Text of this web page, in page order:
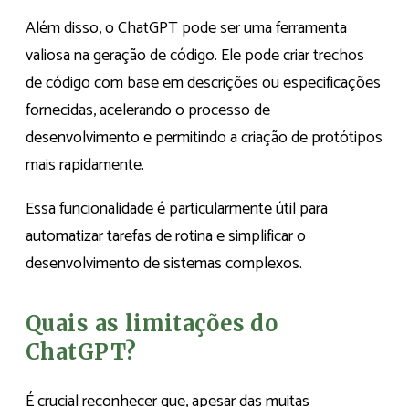
Além disso, o ChatGPT pode ser uma ferramenta
valiosa na geração de código. Ele pode criar trechos
de código com base em descrições ou especificações
fornecidas, acelerando o processo de
desenvolvimento e permitindo a criação de protótipos
mais rapidamente.
Essa funcionalidade é particularmente útil para
automatizar tarefas de rotina e simplificar o
desenvolvimento de sistemas complexos.
Quais as limitações do
ChatGPT?
É crucial reconhecer que, apesar das muitas